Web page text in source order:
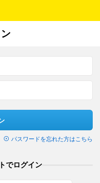
パスワードを忘れた方はこちら
でログイン